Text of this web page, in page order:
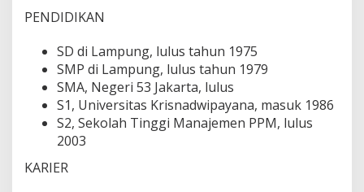
PENDIDIKAN
SD di Lampung, lulus tahun 1975
SMP di Lampung, lulus tahun 1979
SMA, Negeri 53 Jakarta, lulus
S1, Universitas Krisnadwipayana, masuk 1986
S2, Sekolah Tinggi Manajemen PPM, lulus
2003
KARIER